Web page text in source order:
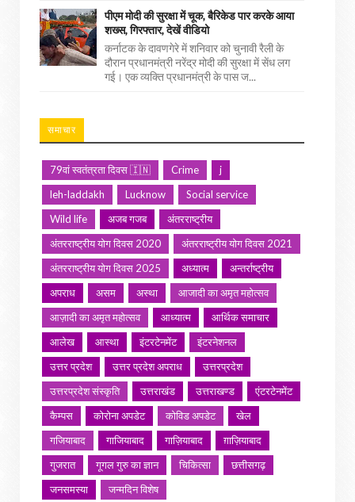
पीएम मोदी की सुरक्षा में चूक, बैरिकेड पार करके आया
शख्स, गिरफ्तार, देखें वीडियो
कर्नाटक के दावणगेरे में शनिवार को चुनावी रैली के
दौरान प्रधानमंत्री नरेंद्र मोदी की सुरक्षा में सेंध लग
गई। एक व्यक्ति प्रधानमंत्री के पास ज...
समाचार
79वां स्वतंत्रता दिवस 🇮🇳 Crime
j
leh-laddakh
Lucknow
Social service
Wild life
अजब गजब
अंतरराष्ट्रीय
अंतरराष्ट्रीय योग दिवस 2020
अंतरराष्ट्रीय योग दिवस 2021
अंतरराष्ट्रीय योग दिवस 2025
अध्यात्म
अन्तर्राष्ट्रीय
अपराध
असम अस्था
आजादी का अमृत महोत्सव
आज़ादी का अमृत महोत्सव
आध्यात्म
आर्थिक समाचार
आलेख
आस्था इंटरटेनमेंट
इंटरनेशनल
उत्तर प्रदेश
उत्तर प्रदेश अपराध
उत्तरप्रदेश
उत्तरप्रदेश संस्कृति
उत्तराखंड उत्तराखण्ड
एंटरटेनमेंट
कैम्पस
कोरोना अपडेट कोविड अपडेट
खेल
गजियाबाद
गाजियाबाद गाज़ियाबाद
ग़ाज़ियाबाद
गुजरात
गूगल गुरु का ज्ञान चिकित्सा
छत्तीसगढ़
जनसमस्या
जन्मदिन विशेष